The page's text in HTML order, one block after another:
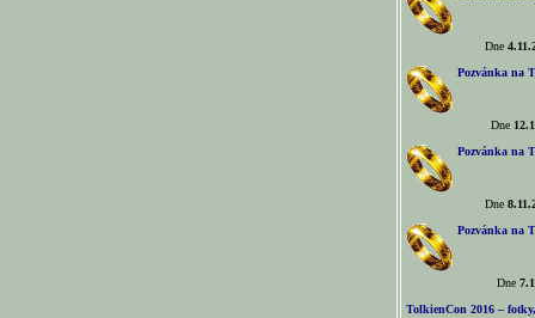
Dne
Pozvánka na
Dne
Pozvánka na
Dne
Pozvánka na
Dne
TolkienCon 2016 –